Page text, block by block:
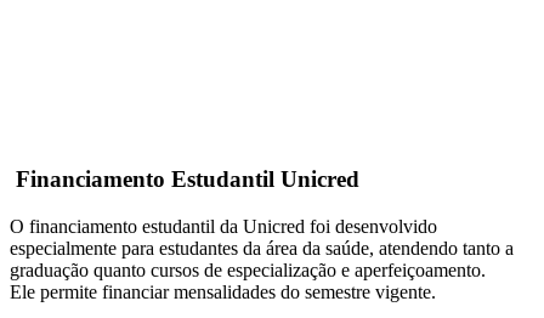
Financiamento Estudantil Unicred
O financiamento estudantil da Unicred foi desenvolvido
especialmente para estudantes da área da saúde, atendendo tanto a
graduação quanto cursos de especialização e aperfeiçoamento.
Ele permite financiar mensalidades do semestre vigente.